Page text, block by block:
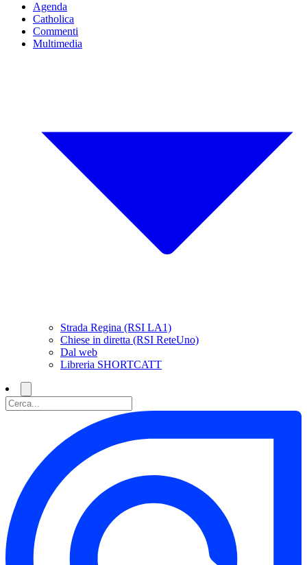
Agenda
Catholica
Commenti
Multimedia
Strada Regina (RSI LA1)
Chiese in diretta (RSI ReteUno)
Dal web
Libreria SHORTCATT